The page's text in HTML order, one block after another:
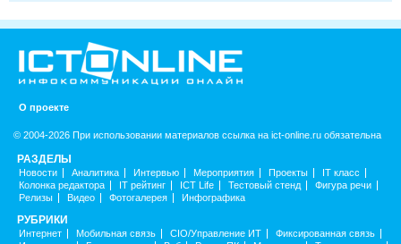
О проекте
© 2004-2026 При использовании материалов ссылка на ict-online.ru обязательна
РАЗДЕЛЫ
Новости Аналитика Интервью Мероприятия Проекты
IT класс
Колонка редактора
IT рейтинг ICT Life Тестовый стенд
Фигура речи
Релизы
Видео Фотогалерея Инфографика
РУБРИКИ
Интернет Мобильная связь CIO/Управление ИТ
Фиксированная связь